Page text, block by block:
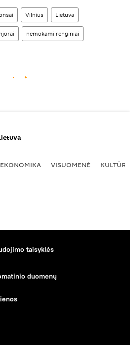
Vilnius Lietuva
nemokami renginiai
EKONOMIKA VISUOMENĖ KULTŪRA
taisyklės
duomenų